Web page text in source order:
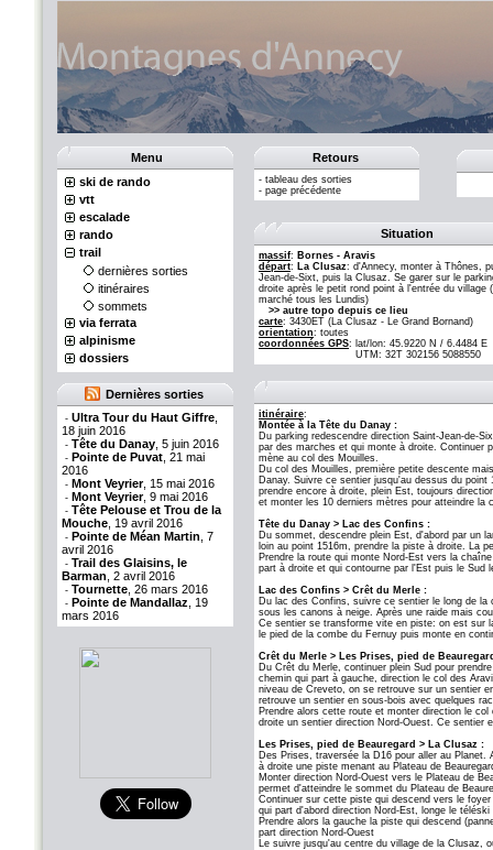
Menu
ski de rando
vtt
escalade
rando
trail
dernières sorties
itinéraires
sommets
via ferrata
alpinisme
dossiers
Dernières sorties
- Ultra Tour du Haut Giffre
18 juin 2016
- Tête du Danay , 5 juin 2016
- Pointe de Puvat , 21 mai
2016
- Mont Veyrier, 15 mai 2016
- Mont Veyrier, 9 mai 2016
- Tête Pelouse et Trou de la
Mouche , 19 avril 2016
- Pointe de Méan Martin , 7
avril 2016
- Trail des Glaisins, le
Barman , 2 avril 2016
- Tournette , 26 mars 2016
- Pointe de Mandallaz , 19
mars 2016
Retours
- tableau des sorties
- page précédente
Situation
massif: Bornes - Aravis
départ: La Clusaz: d'Annecy, monter à Thônes,
Jean-de-Sixt, puis la Clusaz. Se garer sur le
droite après le petit rond point à l'entrée du village
marché tous les Lundis)
>> autre topo depuis ce lieu
carte: 3430ET (La Clusaz - Le Grand Bornand)
orientation: toutes
coordonnées GPS: lat/lon: 45.9220 N / 6.4484 E
UTM: 32T 302156 5088550
itinéraire:
Montée à la Tête du Danay :
Du parking redescendre direction Saint-Jean-de-
par des marches et qui monte à droite. Continuer
mène au col des Mouilles.
Du col des Mouilles, première petite descente
Danay. Suivre ce sentier jusqu'au dessus du
prendre encore à droite, plein Est, toujours
et monter les 10 derniers mètres pour atteindre
Tête du Danay > Lac des Confins :
Du sommet, descendre plein Est, d'abord par un
loin au point 1516m, prendre la piste à droite. La
Prendre la route qui monte Nord-Est vers la
part à droite et qui contourne par l'Est puis le Sud
Lac des Confins > Crêt du Merle :
Du lac des Confins, suivre ce sentier le long de la
sous les canons à neige. Après une raide mais
Ce sentier se transforme vite en piste: on est sur
le pied de la combe du Fernuy puis monte en
Crêt du Merle > Les Prises, pied de
Du Crêt du Merle, continuer plein Sud pour
chemin qui part à gauche, direction le col des
niveau de Creveto, on se retrouve sur un sentier
retrouve un sentier en sous-bois avec quelques
Prendre alors cette route et monter direction le
droite un sentier direction Nord-Ouest. Ce sentier
Les Prises, pied de Beauregard > La Clusaz :
Des Prises, traversée la D16 pour aller au Planet.
à droite une piste menant au Plateau de
Monter direction Nord-Ouest vers le Plateau de
permet d'atteindre le sommet du Plateau de
Continuer sur cette piste qui descend vers le
qui part d'abord direction Nord-Est, longe le
Prendre alors la gauche la piste qui descend
part direction Nord-Ouest
Le suivre jusqu'au centre du village de la Clusaz,